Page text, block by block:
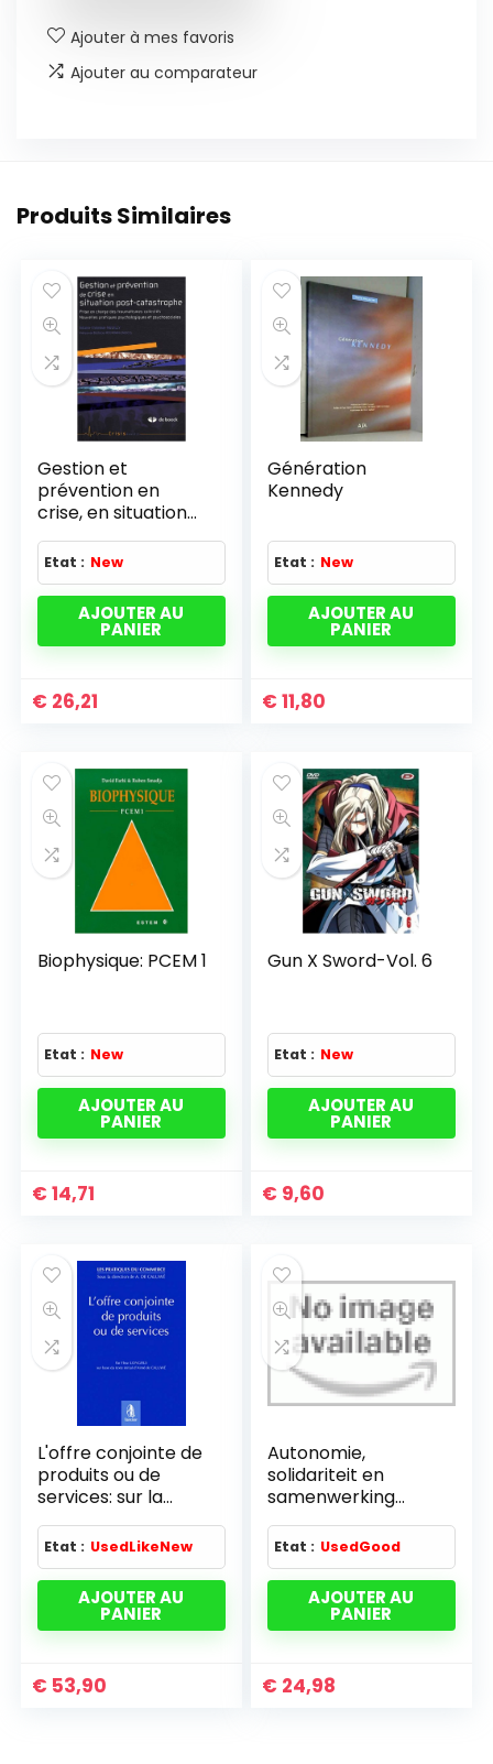
Ajouter à mes favoris
Ajouter au comparateur
Produits Similaires
Gestion et
prévention en
crise, en situation
post-catastrophe
Etat : New
AJOUTER AU
PANIER
€ 26,21
Génération
Kennedy
Etat : New
AJOUTER AU
PANIER
€ 11,80
Biophysique: PCEM 1
Etat : New
AJOUTER AU
PANIER
€ 14,71
Gun X Sword-Vol. 6
Etat : New
AJOUTER AU
PANIER
€ 9,60
L'offre conjointe de
produits ou de
services: sur la
base du texte initial
d'Aimé De Caluwé
Etat : UsedLikeNew
AJOUTER AU
PANIER
€ 53,90
Autonomie,
solidariteit en
samenwerking
colloque 6-7/11/00
reg. brux. cap.
Etat : UsedGood
AJOUTER AU
PANIER
€ 24,98